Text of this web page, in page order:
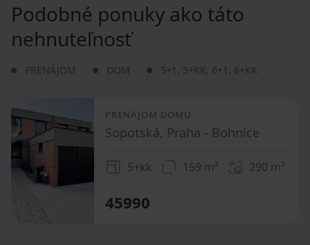
Podobné ponuky ako táto
nehnuteľnosť
PRENÁJOM DOM 5+1 , 5+KK, 6+1 , 6+KK
PRENÁJOM DOMU
Sopotská, Praha - Bohnice
5+kk 159 m² 290 m²
45990